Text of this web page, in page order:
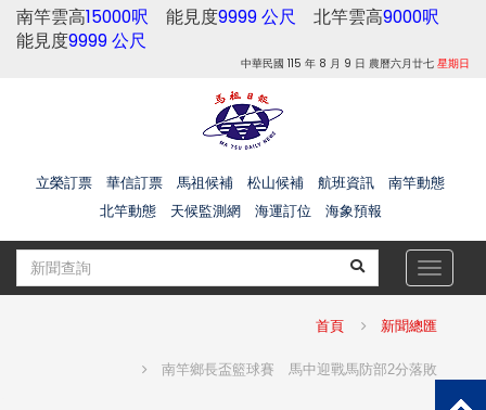
南竿雲高15000呎 能見度9999 公尺 北竿雲高9000呎
能見度9999 公尺
中華民國 115 年 8 月 9 日 農曆六月廿七 星期日
立榮訂票 華信訂票 馬祖候補 松山候補 航班資訊
南竿動態
北竿動態
天候監測網 海運訂位 海象預報
Toggle
首頁 新聞總匯
南竿鄉長盃籃球賽 馬中迎戰馬防部2分落敗